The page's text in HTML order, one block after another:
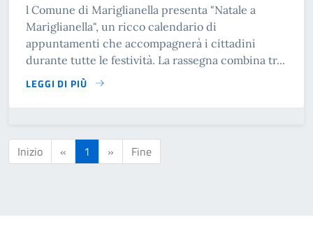
l Comune di Mariglianella presenta "Natale a
Mariglianella", un ricco calendario di
appuntamenti che accompagnerà i cittadini
durante tutte le festività. La rassegna combina tr...
LEGGI DI PIÙ
SU NATALE A MARIGLIANELLA: IL PROGRAMMA DEGLI
Inizio « 1 » Fine